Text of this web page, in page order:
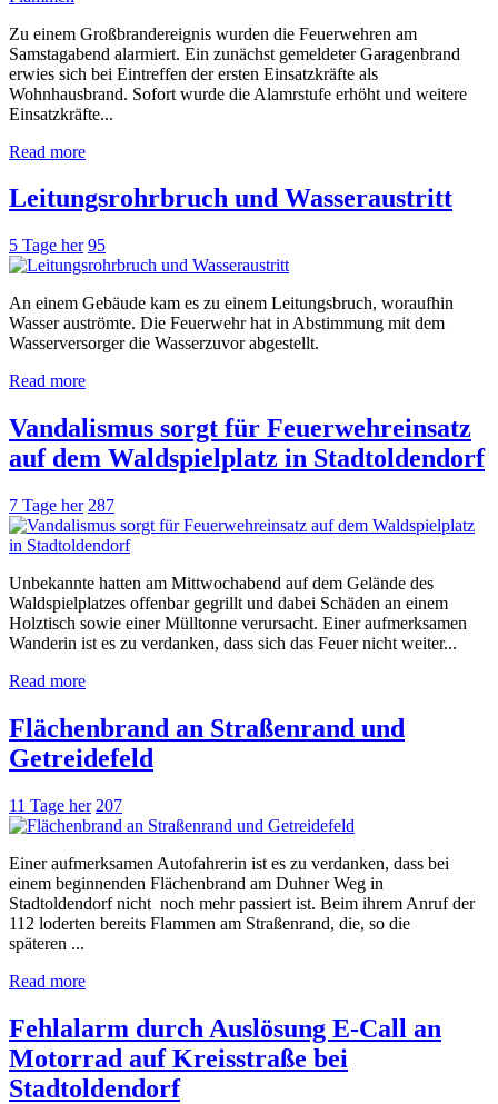
Zu einem Großbrandereignis wurden die Feuerwehren am
Samstagabend alarmiert. Ein zunächst gemeldeter Garagenbrand
erwies sich bei Eintreffen der ersten Einsatzkräfte als
Wohnhausbrand. Sofort wurde die Alamrstufe erhöht und weitere
Einsatzkräfte...
Read more
Leitungsrohrbruch und Wasseraustritt
5 Tage her 95
An einem Gebäude kam es zu einem Leitungsbruch, woraufhin
Wasser auströmte. Die Feuerwehr hat in Abstimmung mit dem
Wasserversorger die Wasserzuvor abgestellt.
Read more
Vandalismus sorgt für Feuerwehreinsatz
auf dem Waldspielplatz in Stadtoldendorf
7 Tage her 287
Unbekannte hatten am Mittwochabend auf dem Gelände des
Waldspielplatzes offenbar gegrillt und dabei Schäden an einem
Holztisch sowie einer Mülltonne verursacht. Einer aufmerksamen
Wanderin ist es zu verdanken, dass sich das Feuer nicht weiter...
Read more
Flächenbrand an Straßenrand und
Getreidefeld
11 Tage her 207
Einer aufmerksamen Autofahrerin ist es zu verdanken, dass bei
einem beginnenden Flächenbrand am Duhner Weg in
Stadtoldendorf nicht noch mehr passiert ist. Beim ihrem Anruf der
112 loderten bereits Flammen am Straßenrand, die, so die
späteren ...
Read more
Fehlalarm durch Auslösung E-Call an
Motorrad auf Kreisstraße bei
Stadtoldendorf